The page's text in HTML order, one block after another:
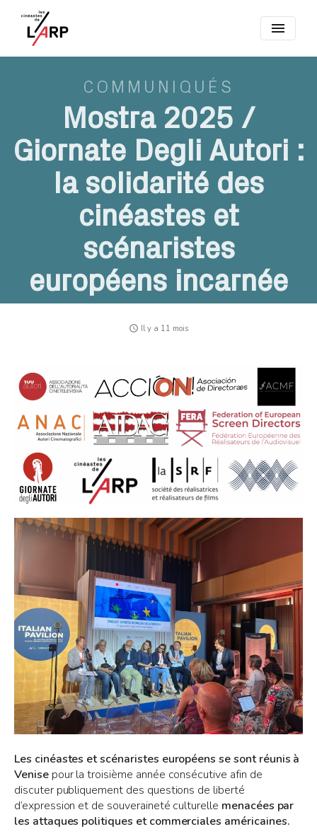
menu
COMMUNIQUÉS
Mostra 2025 /
Giornate Degli Autori :
la solidarité des
cinéastes et
scénaristes
européens incarnée
access_time Il y a 11 mois
Les cinéastes et scénaristes européens se sont réunis à
Venisepour la troisième année consécutive afin de
discuter publiquement des questions de liberté
d’expression et de souveraineté culturelle menacées par
les attaques politiques et commerciales américaines.